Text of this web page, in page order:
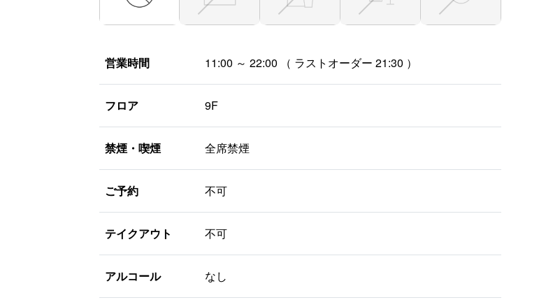
営業時間 11:00 ～ 22:00 （ ラストオーダー 21:30 ）
フロア 9F
禁煙・喫煙 全席禁煙
ご予約 不可
テイクアウト 不可
アルコール なし